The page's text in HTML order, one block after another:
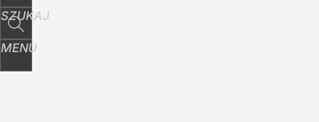
SZUKAJ
MENU